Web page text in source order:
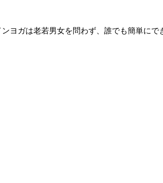
ヨガは老若男女を問わず、誰でも簡単に